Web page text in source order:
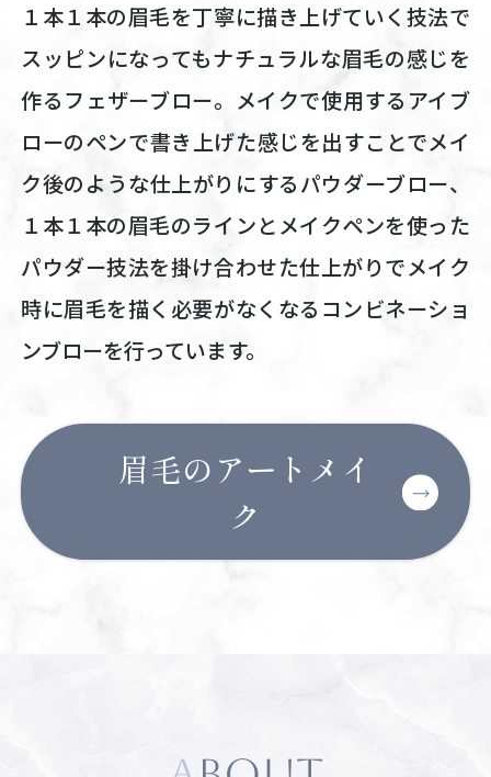
１本１本の眉毛を丁寧に描き上げていく技法で
スッピンになってもナチュラルな眉毛の感じを
作るフェザーブロー。メイクで使用するアイブ
ローのペンで書き上げた感じを出すことでメイ
ク後のような仕上がりにするパウダーブロー、
１本１本の眉毛のラインとメイクペンを使った
パウダー技法を掛け合わせた仕上がりでメイク
時に眉毛を描く必要がなくなるコンビネーショ
ンブローを行っています。
眉毛のアートメイ
ク